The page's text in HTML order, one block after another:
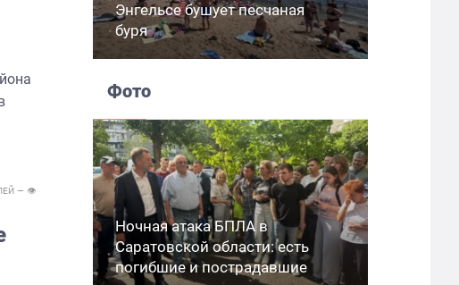
— 👁
Энгельсе бушует песчаная
буря
Фото
Ночная атака БПЛА в
Саратовской области: есть
погибшие и пострадавшие